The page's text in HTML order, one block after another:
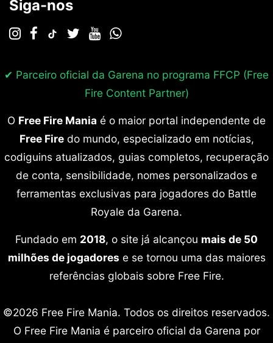
Siga-nos
✔ Parceiro oficial da Garena no programa FFCP (Free
Fire Content Partner)
O Free Fire Mania é o maior portal independente de
Free Firedo mundo, especializado em notícias,
codiguins atualizados, guias completos, recuperação
de conta, sensibilidade, nomes personalizados e
ferramentas exclusivas para jogadores do Battle
Royale da Garena.
Fundado em 2018, o site já alcançou mais de 50
milhões de jogadores e se tornou uma das maiores
referências globais sobre Free Fire.
©2026 Free Fire Mania. Todos os direitos reservados.
O Free Fire Mania é parceiro oficial da Garena por